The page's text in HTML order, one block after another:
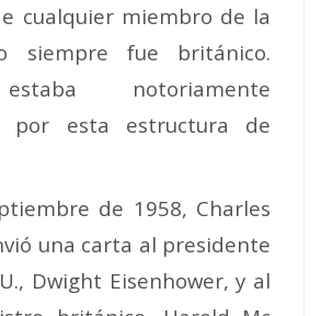
cualquier miembro de la
siempre fue británico.
notoriamente
por esta estructura de
de 1958, Charles
una carta al presidente
Dwight Eisenhower, y al